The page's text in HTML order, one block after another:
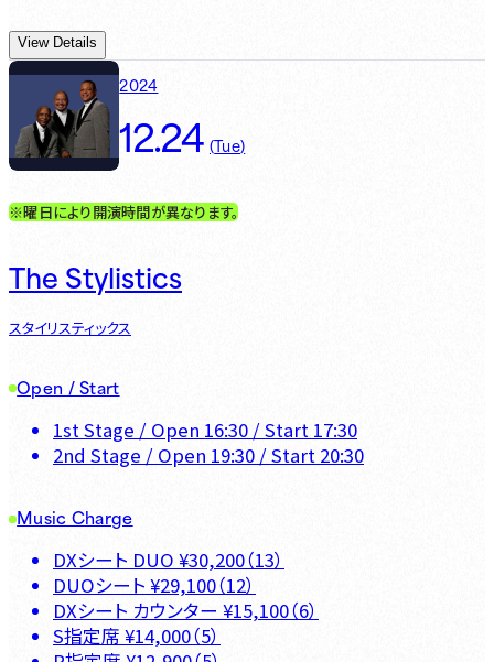
View Details
2024
12.24 (Tue)
※曜日により開演時間が異なります。
The Stylistics
スタイリスティックス
Open / Start
1st Stage / Open 16:30 / Start 17:30
2nd Stage / Open 19:30 / Start 20:30
Music Charge
DXシート DUO ¥30,200（13）
DUOシート ¥29,100（12）
DXシート カウンター ¥15,100（6）
S指定席 ¥14,000（5）